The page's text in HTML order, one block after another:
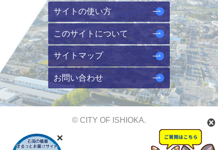
サイトの使い方
このサイトについて
サイトマップ
お問い合わせ
© CITY OF ISHIOKA.